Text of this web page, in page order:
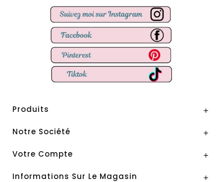
Produits 
Notre Société 
Votre Compte 
Informations Sur Le Magasin 